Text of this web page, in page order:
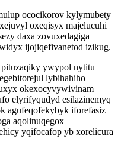
ococikorov kylymubety
oxeqisyx majelucuhi
daxa zovuxedagiga
ijojiqefivanetod izikug.
ywypol nytitu
lybihahiho
okexocyvywivinam
elyrifyqudyd esilazinemyq
agufeqofekybyk iforefasiz
aqolinuqegox
yqifocafop yb xorelicura